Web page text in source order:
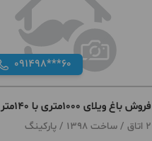
091498***60
فروش باغ ویلای ۱۰۰۰متری با ۱۴۰متر
ساخت با بهترین متریال
2 اتاق / ساخت 1398 / پارکینگ